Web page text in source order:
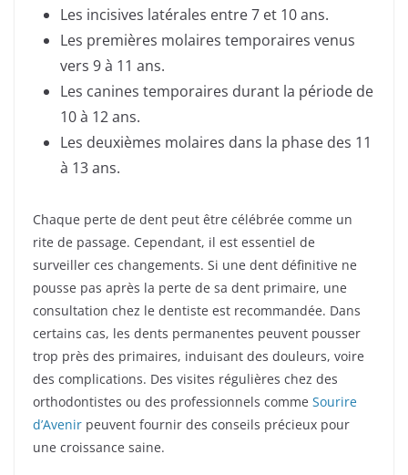
Les incisives latérales entre 7 et 10 ans.
Les premières molaires temporaires venus
vers 9 à 11 ans.
Les canines temporaires durant la période de
10 à 12 ans.
Les deuxièmes molaires dans la phase des 11
à 13 ans.
Chaque perte de dent peut être célébrée comme un
rite de passage. Cependant, il est essentiel de
surveiller ces changements. Si une dent définitive ne
pousse pas après la perte de sa dent primaire, une
consultation chez le dentiste est recommandée. Dans
certains cas, les dents permanentes peuvent pousser
trop près des primaires, induisant des douleurs, voire
des complications. Des visites régulières chez des
orthodontistes ou des professionnels comme Sourire
d’Avenir peuvent fournir des conseils précieux pour
une croissance saine.